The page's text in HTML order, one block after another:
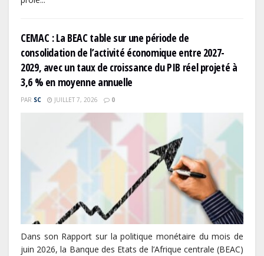
CEMAC : La BEAC table sur une période de
consolidation de l’activité économique entre 2027-
2029, avec un taux de croissance du PIB réel projeté à
3,6 % en moyenne annuelle
PAR SC JUILLET 7, 2026 0
Dans son Rapport sur la politique monétaire du mois de
juin 2026, la Banque des Etats de l’Afrique centrale (BEAC)